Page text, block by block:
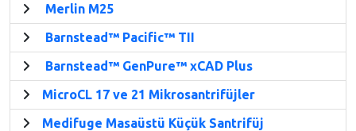
Merlin M25
Barnstead™ Pacific™ TII
Barnstead™ GenPure™ xCAD Plus
MicroCL 17 ve 21 Mikrosantrifüjler
Medifuge Masaüstü Küçük Santrifüj